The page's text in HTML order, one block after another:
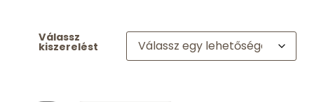
Válassz
kiszerelést